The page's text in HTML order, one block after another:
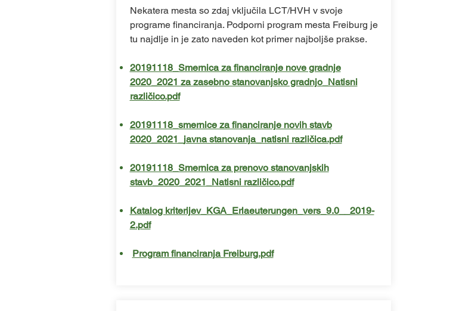
Nekatera mesta so zdaj vključila LCT/HVH v svoje
programe financiranja. Podporni program mesta Freiburg je
tu najdlje in je zato naveden kot primer najboljše prakse.
20191118_Smernica za financiranje nove gradnje
2020_2021 za zasebno stanovanjsko gradnjo_Natisni
različico.pdf
20191118_smernice za financiranje novih stavb
2020_2021_javna stanovanja_natisni različica.pdf
20191118_Smernica za prenovo stanovanjskih
stavb_2020_2021_Natisni različico.pdf
Katalog kriterijev_KGA_Erlaeuterungen_vers_9.0__2019-
2.pdf
Program financiranja Freiburg.pdf